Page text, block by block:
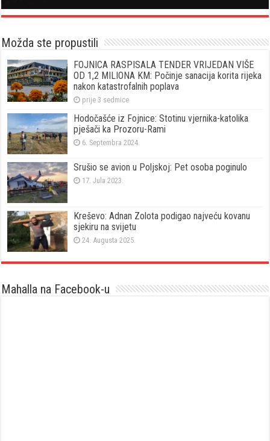
Možda ste propustili
FOJNICA RASPISALA TENDER VRIJEDAN VIŠE
OD 1,2 MILIONA KM: Počinje sanacija korita rijeka
nakon katastrofalnih poplava
prije 3 sedmice
Hodočašće iz Fojnice: Stotinu vjernika-katolika
pješači ka Prozoru-Rami
6. Septembra 2024.
Srušio se avion u Poljskoj: Pet osoba poginulo
17. Jula 2023.
Kreševo: Adnan Zolota podigao najveću kovanu
sjekiru na svijetu
24. Augusta 2025.
Mahalla na Facebook-u